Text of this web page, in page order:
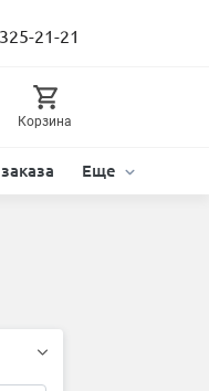
21-21
Корзина
Еще